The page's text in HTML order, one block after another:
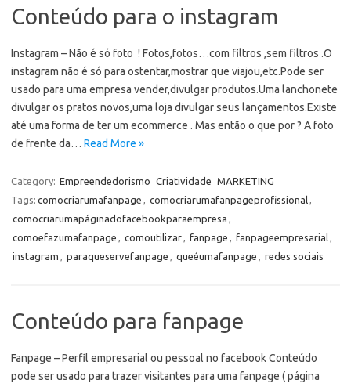
Conteúdo para o instagram
Instagram – Não é só foto ! Fotos,fotos…com filtros ,sem filtros .O
instagram não é só para ostentar,mostrar que viajou,etc.Pode ser
usado para uma empresa vender,divulgar produtos.Uma lanchonete
divulgar os pratos novos,uma loja divulgar seus lançamentos.Existe
até uma forma de ter um ecommerce . Mas então o que por ? A foto
de frente da… Read More »
Category: Empreendedorismo Criatividade MARKETING
Tags: comocriarumafanpage , comocriarumafanpageprofissional,
comocriarumapáginadofacebookparaempresa ,
comoefazumafanpage , comoutilizar, fanpage , fanpageempresarial,
instagram , paraqueservefanpage , queéumafanpage , redes sociais
Conteúdo para fanpage
Fanpage – Perfil empresarial ou pessoal no facebook Conteúdo
pode ser usado para trazer visitantes para uma fanpage ( página